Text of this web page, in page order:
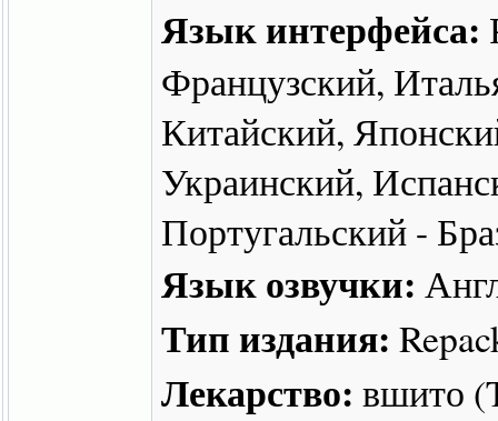
Язык интерфейса:
Французский,
Китайский,
Украинский,
Португальский -
Язык озвучки:
Тип издания:
Лекарство: вшито